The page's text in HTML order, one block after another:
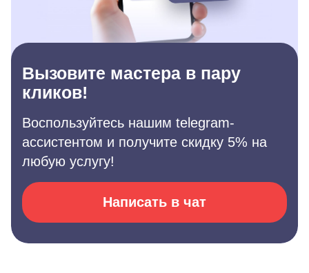
Вызовите мастера в пару
кликов!
Воспользуйтесь нашим telegram-
ассистентом и получите скидку 5% на
любую услугу!
Написать в чат